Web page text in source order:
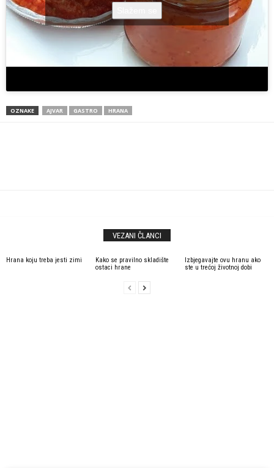
OZNAKE AJVAR GASTRO HRANA
VEZANI ČLANCI
Hrana koju treba jesti zimi
Kako se pravilno skladište
ostaci hrane
Izbjegavajte ovu hranu ako
ste u trećoj životnoj dobi